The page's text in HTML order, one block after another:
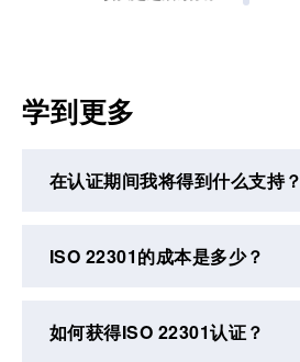
学到更多
在认证期间我将得到什么支持？
ISO 22301的成本是多少？
如何获得ISO 22301认证？